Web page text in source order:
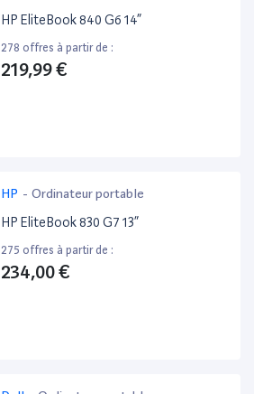
HP EliteBook 840 G6 14”
278 offres à partir de :
219,99 €
HP - Ordinateur portable
HP EliteBook 830 G7 13”
275 offres à partir de :
234,00 €